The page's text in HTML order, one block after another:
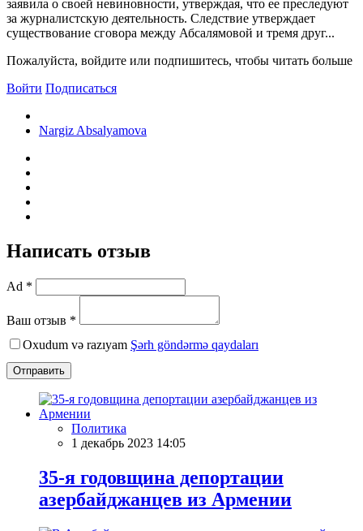
заявила о своей невиновности, утверждая, что ее преследуют
за журналистскую деятельность. Следствие утверждает
существование сговора между Абсалямовой и тремя друг...
Пожалуйста, войдите или подпишитесь, чтобы читать больше
Войти Подписаться
Nargiz Absalyamova
Написать отзыв
Ad *
Ваш отзыв *
Oxudum və razıyam Şərh göndərmə qaydaları
Отправить
Политика
1 декабрь 2023 14:05
35-я годовщина депортации
азербайджанцев из Армении